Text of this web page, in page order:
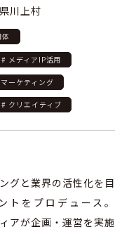
川上村
# メディアIP活用
ーケティング
# クリエイティブ
グと業界の活性化を目
をプロデュース。
アが企画・運営を実施